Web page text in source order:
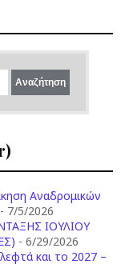
Αναδρομικών
- 7/5/2026
ΙΟΥΛΙΟΥ
- 6/29/2026
και το 2027 –